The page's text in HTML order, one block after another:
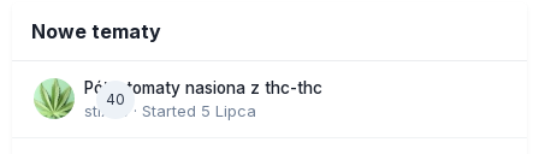
Nowe tematy
40
Półautomaty nasiona z thc-thc
stix33 · Started 5 Lipca